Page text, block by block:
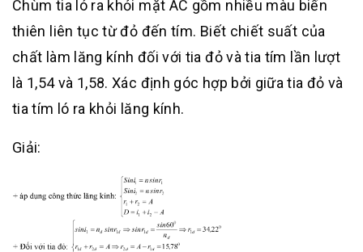
Chùm tia ló ra khỏi mặt AC gồm nhiều màu biến
thiên liên tục từ đỏ đến tím. Biết chiết suất của
chất làm lăng kính đối với tia đỏ và tia tím lần lượt
là 1,54 và 1,58. Xác định góc hợp bởi giữa tia đỏ và
tia tím ló ra khỏi lăng kính.
Giải: